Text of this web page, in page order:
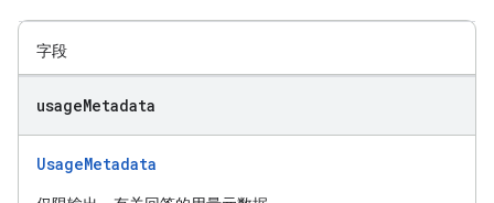
字段
usageMetadata
UsageMetadata